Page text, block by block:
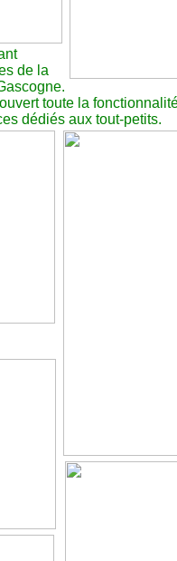
de la
toute la
dédiés aux tout-petits.